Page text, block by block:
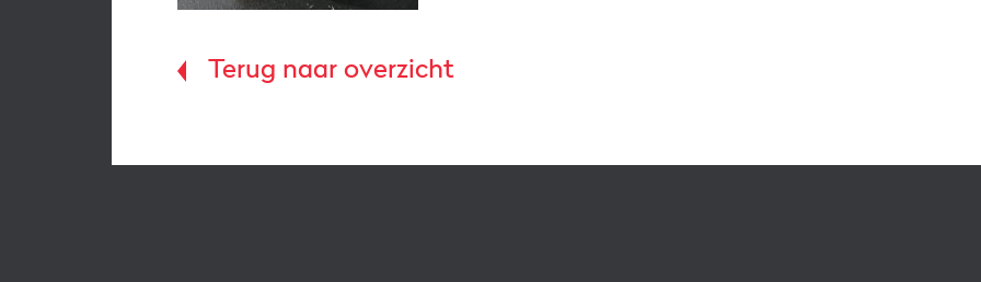
Terug naar overzicht